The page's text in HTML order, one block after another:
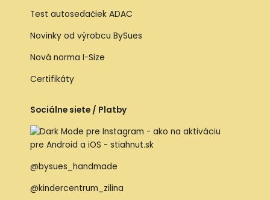
Test autosedačiek ADAC
Novinky od výrobcu BySues
Nová norma I-Size
Certifikáty
Sociálne siete / Platby
@bysues_handmade
@kindercentrum_zilina